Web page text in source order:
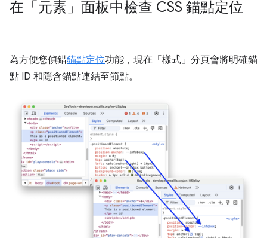
在「元素」面板中檢查 CSS 錨點定位
為方便您偵錯錨點定位功能，現在「樣式」 分頁會將明確錨
點 ID 和隱含錨點連結至節點。